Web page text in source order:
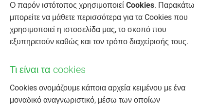
Ο παρόν ιστότοπος χρησιμοποιεί Cookies. Παρακάτω
μπορείτε να μάθετε περισσότερα για τα Cookies που
χρησιμοποιεί η ιστοσελίδα μας, το σκοπό που
εξυπηρετούν καθώς και τον τρόπο διαχείρισής τους.
Τι είναι τα cookies
Cookies ονομάζουμε κάποια αρχεία κειμένου με ένα
μοναδικό αναγνωριστικό, μέσω των οποίων